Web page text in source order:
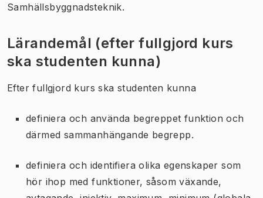
Samhällsbyggnadsteknik.
Lärandemål (efter fullgjord kurs
ska studenten kunna)
Efter fullgjord kurs ska studenten kunna
definiera och använda begreppet funktion och
därmed sammanhängande begrepp.
definiera och identifiera olika egenskaper som
hör ihop med funktioner, såsom växande,